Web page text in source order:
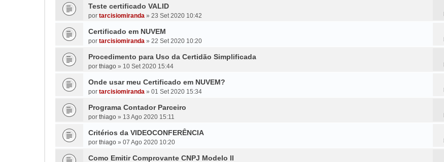
Teste certificado VALID
por tarcisiomiranda » 23 Set 2020 10:42
Certificado em NUVEM
por tarcisiomiranda » 22 Set 2020 10:20
Procedimento para Uso da Certidão Simplificada
por thiago » 10 Set 2020 15:44
Onde usar meu Certificado em NUVEM?
por tarcisiomiranda » 01 Set 2020 15:34
Programa Contador Parceiro
por thiago » 13 Ago 2020 15:11
Critérios da VIDEOCONFERÊNCIA
por thiago » 07 Ago 2020 10:20
Como Emitir Comprovante CNPJ Modelo II